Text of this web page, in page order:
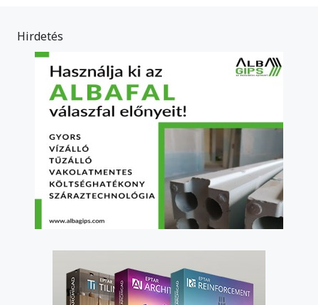
Hirdetés